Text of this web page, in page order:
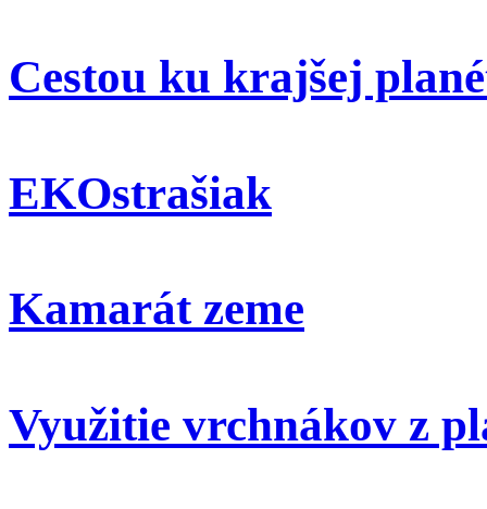
Cestou ku krajšej
EKOstrašiak
Kamarát zeme
Využitie vrchnákov z